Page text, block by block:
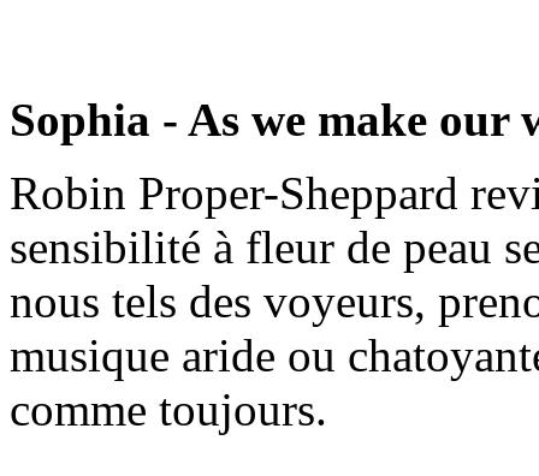
Sophia - As we make our
Robin Proper-Sheppard
sensibilité à fleur de peau
nous tels des voyeurs,
musique aride ou
comme toujours.